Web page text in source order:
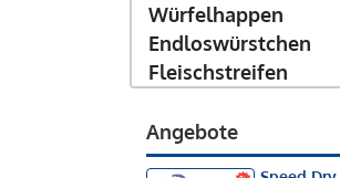
Würfelhappen
Endloswürstchen
Fleischstreifen
Angebote